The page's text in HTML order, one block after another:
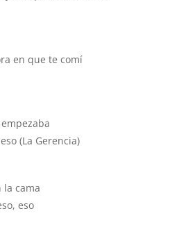
en que te comí
(La Gerencia)
la cama
eso